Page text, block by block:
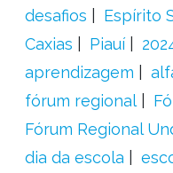
desafios
Espírito
Caxias
Piauí
aprendizagem
fórum regional
Fórum Regional
dia da escola